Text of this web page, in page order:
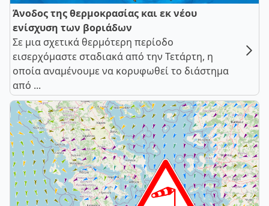
Άνοδος της θερμοκρασίας και εκ νέου
ενίσχυση των βοριάδων
Σε μια σχετικά θερμότερη περίοδο
εισερχόμαστε σταδιακά από την Τετάρτη, η
οποία αναμένουμε να κορυφωθεί το διάστημα
από ...